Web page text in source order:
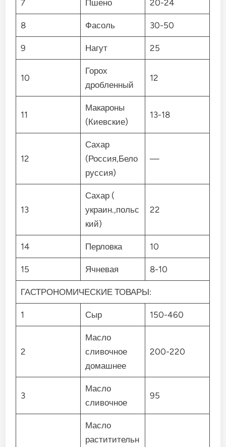
7 Пшено 20-24
8 Фасоль 30-50
9 Нагут 25
10
Горох
дробленный
12
11
Макароны
(Киевские)
13-18
12
Сахар
(Россия,Бело
руссия)
—
13
Сахар (
украин.,польс
кий)
22
14 Перловка 10
15 Ячневая 8-10
ГАСТРОНОМИЧЕСКИЕ ТОВАРЫ:
1 Сыр 150-460
2
Масло
сливочное
домашнее
200-220
3
Масло
сливочное
95
Масло
раститительн